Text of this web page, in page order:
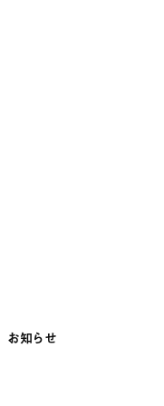
お知らせ